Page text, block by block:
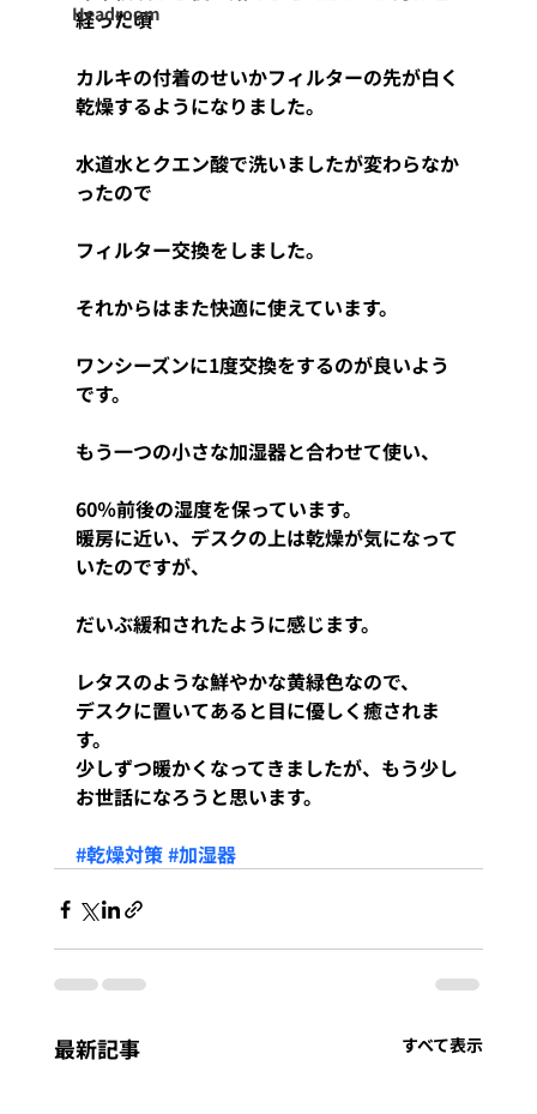
Headroom
経った頃
カルキの付着のせいかフィルターの先が白く
乾燥するようになりました。
水道水とクエン酸で洗いましたが変わらなか
ったので
フィルター交換をしました。
それからはまた快適に使えています。
ワンシーズンに1度交換をするのが良いよう
です。
もう一つの小さな加湿器と合わせて使い、
60％前後の湿度を保っています。
暖房に近い、デスクの上は乾燥が気になって
いたのですが、
だいぶ緩和されたように感じます。
レタスのような鮮やかな黄緑色なので、
デスクに置いてあると目に優しく癒されま
す。
少しずつ暖かくなってきましたが、もう少し
お世話になろうと思います。
#乾燥対策#加湿器
最新記事 すべて表示